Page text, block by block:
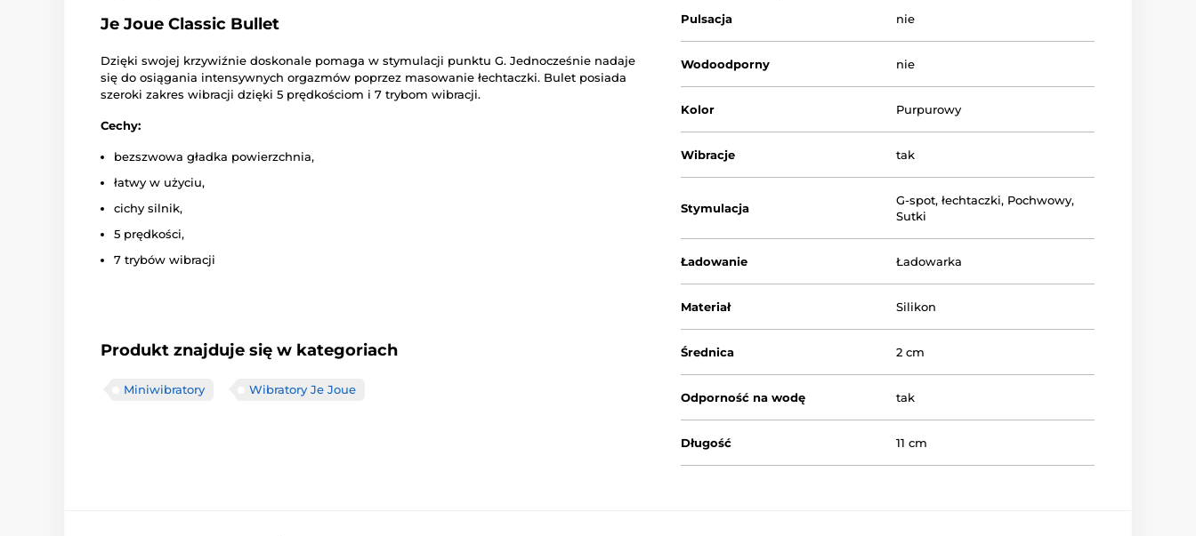
Je Joue Classic Bullet
Dzięki swojej krzywiźnie doskonale pomaga w stymulacji punktu G. Jednocześnie nadaje
się do osiągania intensywnych orgazmów poprzez masowanie łechtaczki. Bulet posiada
szeroki zakres wibracji dzięki 5 prędkościom i 7 trybom wibracji.
Cechy:
bezszwowa gładka powierzchnia,
łatwy w użyciu,
cichy silnik,
5 prędkości,
7 trybów wibracji
Produkt znajduje się w kategoriach
Miniwibratory Wibratory Je Joue
Pulsacja nie
Wodoodporny nie
Kolor Purpurowy
Wibracje tak
Stymulacja
G-spot,łechtaczki, Pochwowy,
Sutki
Ładowanie Ładowarka
Materiał Silikon
Średnica 2 cm
Odporność na wodę tak
Długość 11 cm